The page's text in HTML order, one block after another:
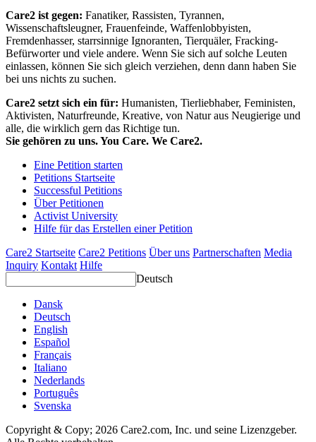
Care2 ist gegen: Fanatiker, Rassisten, Tyrannen,
Wissenschaftsleugner, Frauenfeinde, Waffenlobbyisten,
Fremdenhasser, starrsinnige Ignoranten, Tierquäler, Fracking-
Befürworter und viele andere. Wenn Sie sich auf solche Leuten
einlassen, können Sie sich gleich verziehen, denn dann haben Sie
bei uns nichts zu suchen.
Care2 setzt sich ein für: Humanisten, Tierliebhaber, Feministen,
Aktivisten, Naturfreunde, Kreative, von Natur aus Neugierige und
alle, die wirklich gern das Richtige tun.
Sie gehören zu uns. You Care. We Care2.
Eine Petition starten
Petitions Startseite
Successful Petitions
Über Petitionen
Activist University
Hilfe für das Erstellen einer Petition
Care2 Startseite Care2 Petitions Über uns Partnerschaften Media
Inquiry Kontakt Hilfe
Deutsch
Dansk
Deutsch
English
Español
Français
Italiano
Nederlands
Português
Svenska
Copyright & Copy; 2026 Care2.com, Inc. und seine Lizenzgeber.